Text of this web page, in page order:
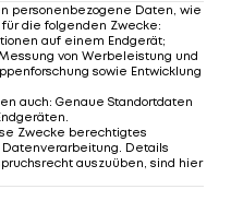
personenbezogene Daten, wie
die folgenden Zwecke:
auf einem Endgerät;
von Werbeleistung und
sowie Entwicklung
auch: Genaue Standortdaten
Zwecke berechtigtes
Details
auszuüben, sind hier